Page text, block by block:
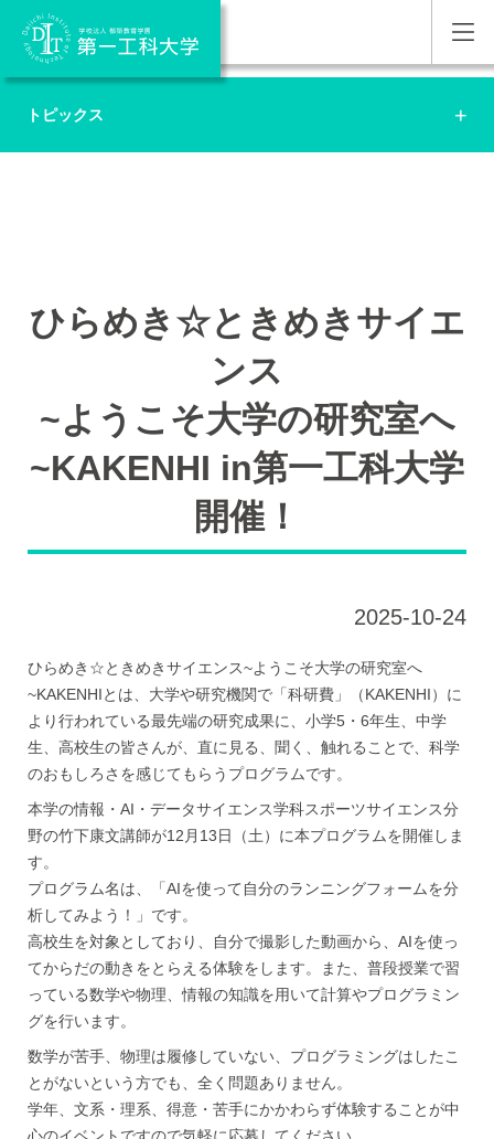
トピックス
ひらめき☆ときめきサイエ
ンス
~ようこそ大学の研究室へ
~KAKENHI in第一工科大学
開催！
2025-10-24
ひらめき☆ときめきサイエンス~ようこそ大学の研究室へ
~KAKENHIとは、大学や研究機関で「科研費」（KAKENHI）に
より行われている最先端の研究成果に、小学5・6年生、中学
生、高校生の皆さんが、直に見る、聞く、触れることで、科学
のおもしろさを感じてもらうプログラムです。
本学の情報・AI・データサイエンス学科スポーツサイエンス分
野の竹下康文講師が12月13日（土）に本プログラムを開催しま
す。
プログラム名は、「AIを使って自分のランニングフォームを分
析してみよう！」です。
高校生を対象としており、自分で撮影した動画から、AIを使っ
てからだの動きをとらえる体験をします。また、普段授業で習
っている数学や物理、情報の知識を用いて計算やプログラミン
グを行います。
数学が苦手、物理は履修していない、プログラミングはしたこ
とがないという方でも、全く問題ありません。
学年、文系・理系、得意・苦手にかかわらず体験することが中